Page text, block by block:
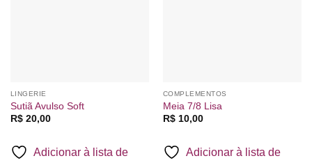
LINGERIE
Sutiã Avulso Soft
R$20,00
Adicionar à lista de
COMPLEMENTOS
Meia 7/8 Lisa
R$10,00
Adicionar à lista de